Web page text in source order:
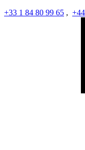
+33 1 84 80 99 65 ,